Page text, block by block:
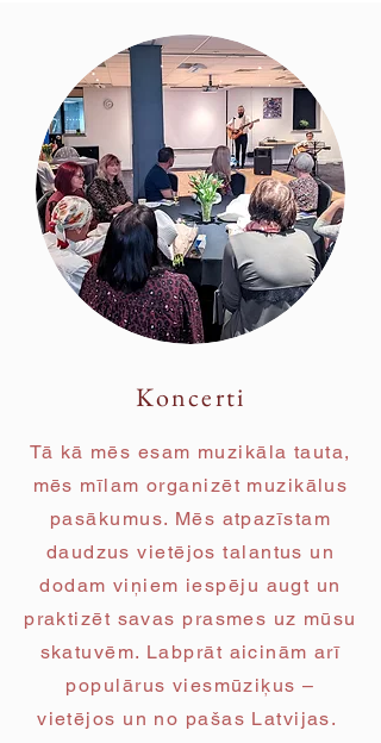
Koncerti
Tā kā mēs esam muzikāla tauta,
mēs mīlam organizēt muzikālus
pasākumus. Mēs atpazīstam
daudzus vietējos talantus un
dodam viņiem iespēju augt un
praktizēt savas prasmes uz mūsu
skatuvēm. Labprāt aicinām arī
populārus viesmūziķus –
vietējos un no pašas Latvijas.